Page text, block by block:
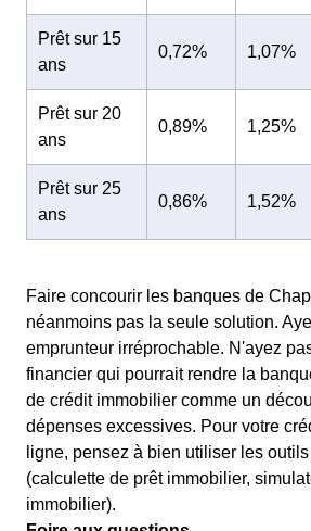
Prêt sur 15
ans
0,72% 1,07%
Prêt sur 20
ans
0,89% 1,25%
Prêt sur 25
ans
0,86% 1,52%
Faire concourir les banques de
néanmoins pas la seule solution.
emprunteur irréprochable. N'ayez
financier qui pourrait rendre la
de crédit immobilier comme un
dépenses excessives. Pour votre
ligne, pensez à bien utiliser les
(calculette de prêt immobilier,
immobilier).